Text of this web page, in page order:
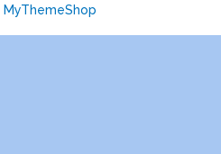
MyThemeShop